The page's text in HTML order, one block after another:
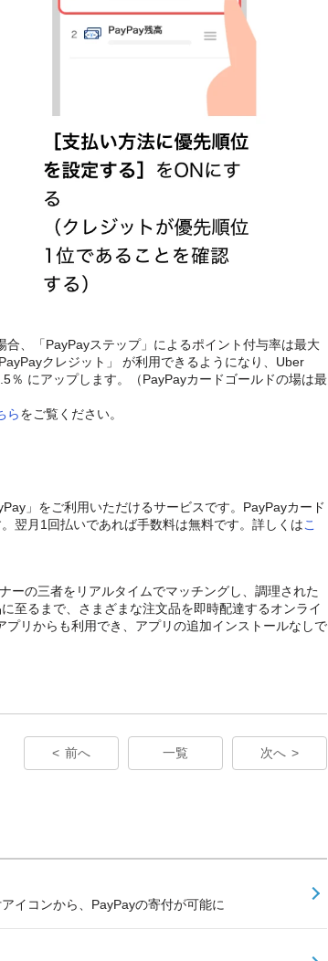
、「PayPayステップ」によるポイント付与率は最大
クレジット」 が利用できるようになり、Uber
％ にアップします。（PayPayカードゴールドの場は最
らをご覧ください。
」をご利用いただけるサービスです。PayPayカード
翌月1回払いであれば手数料は無料です。詳しくはこ
ーの三者をリアルタイムでマッチングし、調理された
至るまで、さまざまな注文品を即時配達するオンライ
リからも利用でき、アプリの追加インストールなしで
前へ 一覧 次へ
イコンから、PayPayの寄付が可能に